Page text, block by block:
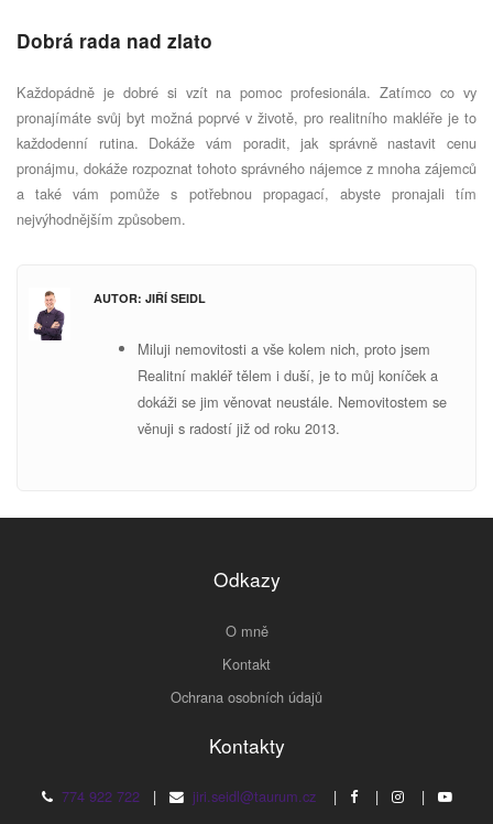
Dobrá rada nad zlato
Každopádně je dobré si vzít na pomoc profesionála. Zatímco co vy
pronajímáte svůj byt možná poprvé v životě, pro realitního makléře je to
každodenní rutina. Dokáže vám poradit, jak správně nastavit cenu
pronájmu, dokáže rozpoznat tohoto správného nájemce z mnoha zájemců
a také vám pomůže s potřebnou propagací, abyste pronajali tím
nejvýhodnějším způsobem.
AUTOR: JIŘÍ SEIDL
Miluji nemovitosti a vše kolem nich, proto jsem
Realitní makléř tělem i duší, je to můj koníček a
dokáži se jim věnovat neustále. Nemovitostem se
věnuji s radostí již od roku 2013.
Odkazy
O mně
Kontakt
Ochrana osobních údajů
Kontakty
774 922 722| jiri.seidl@taurum.cz| | |